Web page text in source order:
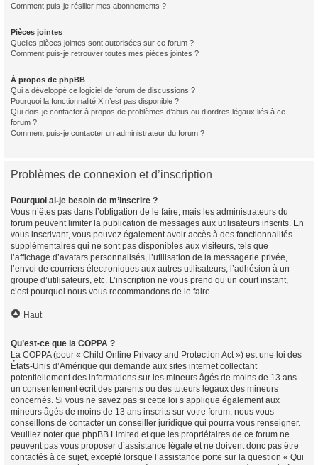
Comment puis-je résilier mes abonnements ?
Pièces jointes
Quelles pièces jointes sont autorisées sur ce forum ?
Comment puis-je retrouver toutes mes pièces jointes ?
À propos de phpBB
Qui a développé ce logiciel de forum de discussions ?
Pourquoi la fonctionnalité X n’est pas disponible ?
Qui dois-je contacter à propos de problèmes d’abus ou d’ordres légaux liés à ce
forum ?
Comment puis-je contacter un administrateur du forum ?
Problèmes de connexion et d’inscription
Pourquoi ai-je besoin de m’inscrire ?
Vous n’êtes pas dans l’obligation de le faire, mais les administrateurs du
forum peuvent limiter la publication de messages aux utilisateurs inscrits. En
vous inscrivant, vous pouvez également avoir accès à des fonctionnalités
supplémentaires qui ne sont pas disponibles aux visiteurs, tels que
l’affichage d’avatars personnalisés, l’utilisation de la messagerie privée,
l’envoi de courriers électroniques aux autres utilisateurs, l’adhésion à un
groupe d’utilisateurs, etc. L’inscription ne vous prend qu’un court instant,
c’est pourquoi nous vous recommandons de le faire.
Haut
Qu’est-ce que la COPPA ?
La COPPA (pour « Child Online Privacy and Protection Act ») est une loi des
États-Unis d’Amérique qui demande aux sites internet collectant
potentiellement des informations sur les mineurs âgés de moins de 13 ans
un consentement écrit des parents ou des tuteurs légaux des mineurs
concernés. Si vous ne savez pas si cette loi s’applique également aux
mineurs âgés de moins de 13 ans inscrits sur votre forum, nous vous
conseillons de contacter un conseiller juridique qui pourra vous renseigner.
Veuillez noter que phpBB Limited et que les propriétaires de ce forum ne
peuvent pas vous proposer d’assistance légale et ne doivent donc pas être
contactés à ce sujet, excepté lorsque l’assistance porte sur la question « Qui